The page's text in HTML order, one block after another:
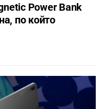
Power Bank
по който